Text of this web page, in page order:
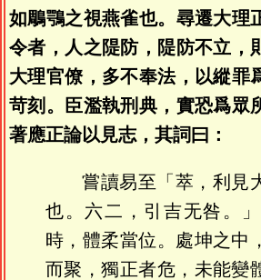
如鵰鶚之視燕雀也。尋遷大理
令者，人之隄防，隄防不立，
大理官僚，多不奉法，以縱罪
苛刻。臣濫執刑典，實恐爲眾
著應正論以見志，其詞曰：
嘗讀易至「萃，利見
也。六二，引吉无咎。
時，體柔當位。處坤之中
而聚，獨正者危，未能變